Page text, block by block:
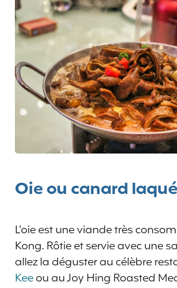
Oie ou canard
L’oie est une viande très
Kong. Rôtie et servie avec une
allez la déguster au célèbre
Keeou au Joy Hing Roasted